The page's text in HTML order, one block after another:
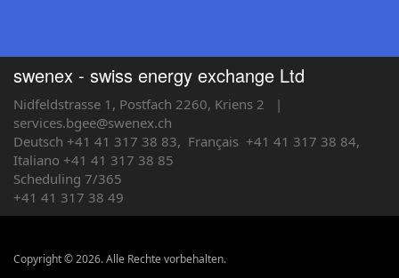
swenex - swiss energy exchange Ltd
Nidfeldstrasse 1, Postfach 2260, Kriens 2
|
services.bgee@swenex.ch
Deutsch +41 41 317 38 83, Français +41 41 317 38 84,
Italiano +41 41 317 38 85
Scheduling 7/365
+41 41 317 38 49
Copyright © 2026. Alle Rechte vorbehalten.